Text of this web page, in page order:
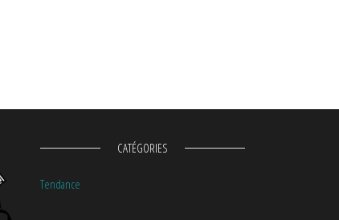
CATÉGORIES
Tendance